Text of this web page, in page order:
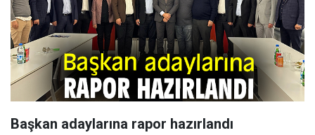
Başkan adaylarına rapor hazırlandı